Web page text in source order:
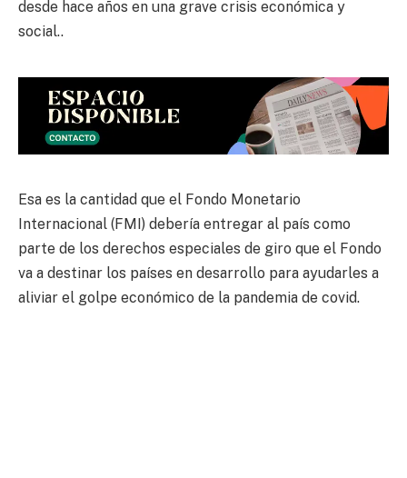
desde hace años en una grave crisis económica y
social..
Esa es la cantidad que el Fondo Monetario
Internacional (FMI) debería entregar al país como
parte de los derechos especiales de giro que el Fondo
va a destinar los países en desarrollo para ayudarles a
aliviar el golpe económico de la pandemia de covid.